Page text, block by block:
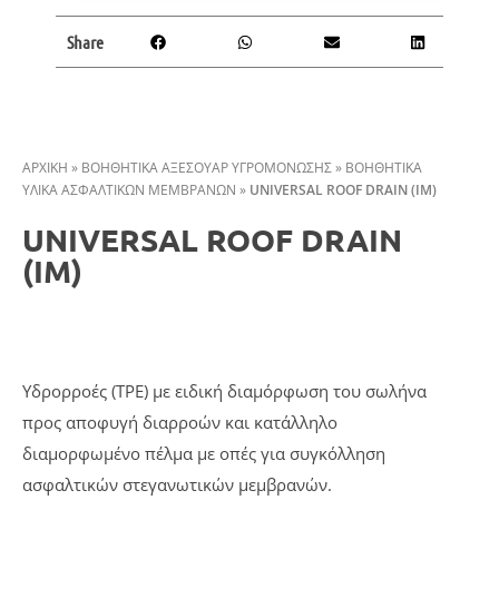
ΑΡΧΙΚΗ » ΒΟΗΘΗΤΙΚΑ ΑΞΕΣΟΥΑΡ ΥΓΡΟΜΟΝΩΣΗΣ» ΒΟΗΘΗΤΙΚΆ
ΥΛΙΚΆ ΑΣΦΑΛΤΙΚΏΝ ΜΕΜΒΡΆΝΩΝ » UNIVERSAL ROOF DRAIN (IM)
UNIVERSAL ROOF DRAIN
(IM)
Υδρορροές (ΤΡΕ) με ειδική διαμόρφωση του σωλήνα
προς αποφυγή διαρροών και κατάλληλο
διαμορφωμένο πέλμα με οπές για συγκόλληση
ασφαλτικών στεγανωτικών μεμβρανών.
Share